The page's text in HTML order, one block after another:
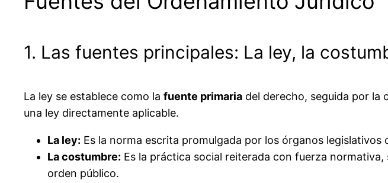
1. Las fuentes principales: La ley, la
La ley se establece como la fuente primaria del derecho, seguida por la
una ley directamente aplicable.
La ley: Es la norma escrita promulgada por los órganos
La costumbre: Es la práctica social reiterada con fuerza
orden público.